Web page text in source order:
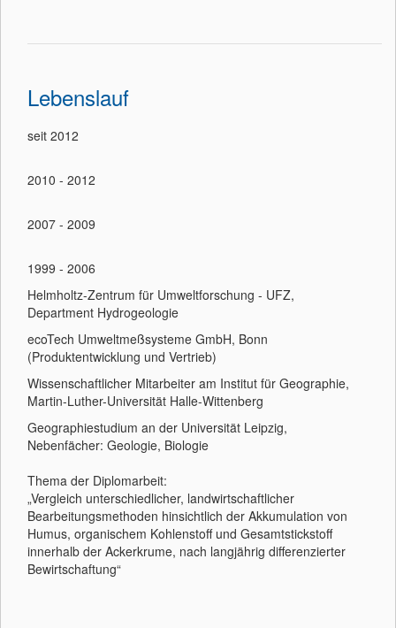
Lebenslauf
seit 2012
2010 - 2012
2007 - 2009
1999 - 2006
Helmholtz-Zentrum für Umweltforschung - UFZ,
Department Hydrogeologie
ecoTech Umweltmeßsysteme GmbH, Bonn
(Produktentwicklung und Vertrieb)
Wissenschaftlicher Mitarbeiter am Institut für Geographie,
Martin-Luther-Universität Halle-Wittenberg
Geographiestudium an der Universität Leipzig,
Nebenfächer: Geologie, Biologie
Thema der Diplomarbeit:
„Vergleich unterschiedlicher, landwirtschaftlicher
Bearbeitungsmethoden hinsichtlich der Akkumulation von
Humus, organischem Kohlenstoff und Gesamtstickstoff
innerhalb der Ackerkrume, nach langjährig differenzierter
Bewirtschaftung“